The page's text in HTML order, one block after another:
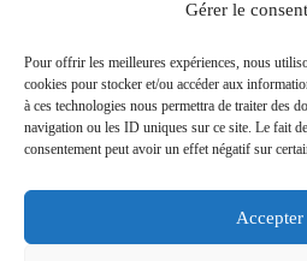
Gérer le
Pour offrir les meilleures expériences, nous
cookies pour stocker et/ou accéder aux
à ces technologies nous permettra de traiter des
navigation ou les ID uniques sur ce site. Le fait
consentement peut avoir un effet négatif sur
Accepter
À propos
Qui sommes-nous
L'équipe
Archives